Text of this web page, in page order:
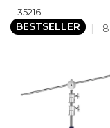
35216
BESTSELLER